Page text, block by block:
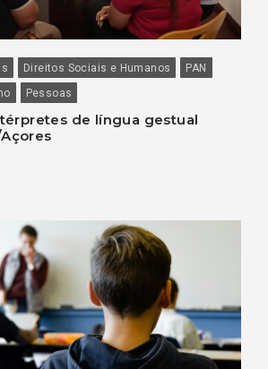
Direitos Sociais e Humanos
PAN
Pessoas
de língua gestual